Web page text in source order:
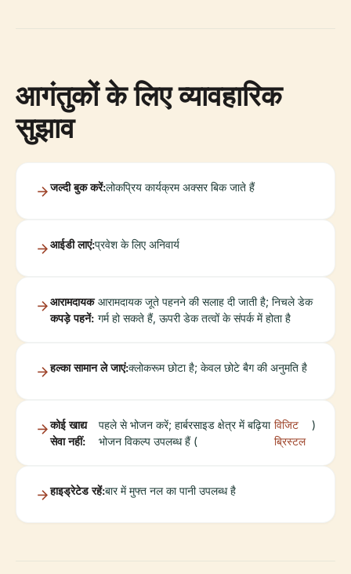
आगंतुकों के लिए व्यावहारिक
सुझाव
जल्दी बुक करें:लोकप्रिय कार्यक्रम अक्सर बिक जाते हैं
आईडी लाएं:प्रवेश के लिए अनिवार्य
आरामदायक
कपड़े पहनें:
आरामदायक जूते पहनने की सलाह दी जाती है; निचले डेक
गर्म हो सकते हैं, ऊपरी डेक तत्वों के संपर्क में होता है
हल्का सामान ले जाएं:क्लोकरूम छोटा है; केवल छोटे बैग की अनुमति है
कोई खाद्य
सेवा नहीं:
पहले से भोजन करें; हार्बरसाइड क्षेत्र में बढ़िया
भोजन विकल्प उपलब्ध हैं (
विजिट
ब्रिस्टल
)
हाइड्रेटेड रहें:बार में मुफ्त नल का पानी उपलब्ध है